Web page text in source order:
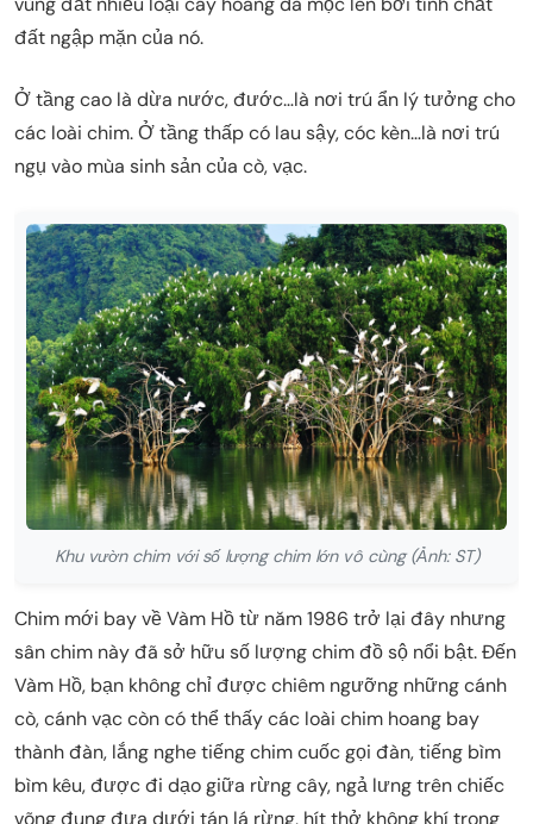
đất ngập mặn của nó.
Ở tầng cao là dừa nước, đước…là nơi trú ẩn lý tưởng cho
các loài chim. Ở tầng thấp có lau sậy, cóc kèn…là nơi trú
ngụ vào mùa sinh sản của cò, vạc.
Khu vườn chim với số lượng chim lớn vô cùng (Ảnh: ST)
Chim mới bay về Vàm Hồ từ năm 1986 trở lại đây nhưng
sân chim này đã sở hữu số lượng chim đồ sộ nổi bật. Đến
Vàm Hồ, bạn không chỉ được chiêm ngưỡng những cánh
cò, cánh vạc còn có thể thấy các loài chim hoang bay
thành đàn, lắng nghe tiếng chim cuốc gọi đàn, tiếng bìm
bìm kêu, được đi dạo giữa rừng cây, ngả lưng trên chiếc
võng đung đưa dưới tán lá rừng, hít thở không khí trong